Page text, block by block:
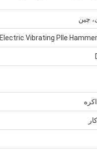
چین
Electric Vibrating PIle